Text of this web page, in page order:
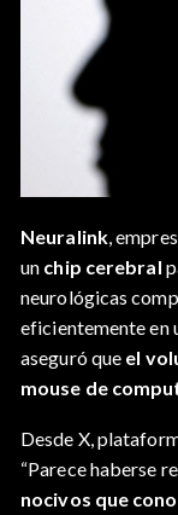
Neuralink,
un chip cerebral
neurológicas
eficientemente en
aseguró que el
mouse de
Desde X,
“Parece haberse
nocivos que